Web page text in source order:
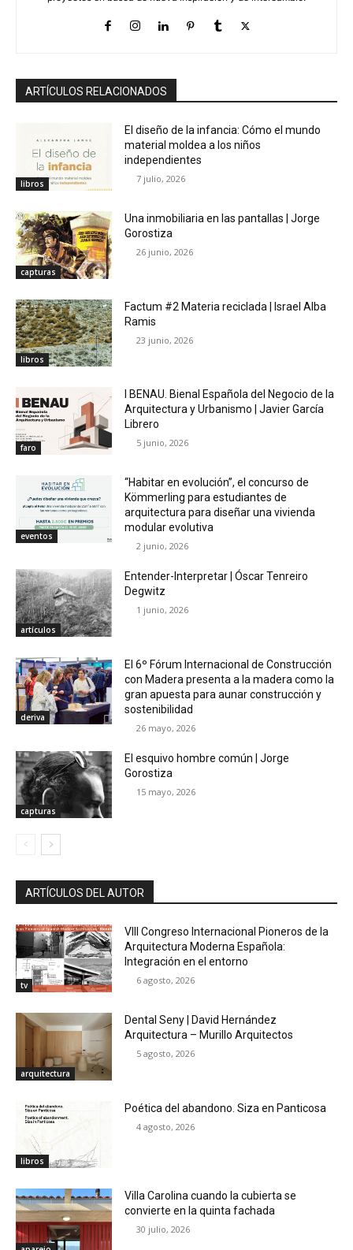
ARTÍCULOS RELACIONADOS
libros
El diseño de la infancia: Cómo el mundo
material moldea a los niños
independientes
7 julio, 2026
capturas
Una inmobiliaria en las pantallas | Jorge
Gorostiza
26 junio, 2026
libros
Factum #2 Materia reciclada | Israel Alba
Ramis
23 junio, 2026
faro
I BENAU. Bienal Española del Negocio de la
Arquitectura y Urbanismo | Javier García
Librero
5 junio, 2026
eventos
“Habitar en evolución”, el concurso de
Kömmerling para estudiantes de
arquitectura para diseñar una vivienda
modular evolutiva
2 junio, 2026
artículos
Entender-Interpretar | Óscar Tenreiro
Degwitz
1 junio, 2026
deriva
El 6º Fórum Internacional de Construcción
con Madera presenta a la madera como la
gran apuesta para aunar construcción y
sostenibilidad
26 mayo, 2026
capturas
El esquivo hombre común | Jorge
Gorostiza
15 mayo, 2026
ARTÍCULOS DEL AUTOR
tv
VIII Congreso Internacional Pioneros de la
Arquitectura Moderna Española:
Integración en el entorno
6 agosto, 2026
arquitectura
Dental Seny | David Hernández
Arquitectura – Murillo Arquitectos
5 agosto, 2026
libros
Poética del abandono. Siza en Panticosa
4 agosto, 2026
Villa Carolina cuando la cubierta se
convierte en la quinta fachada
30 julio, 2026